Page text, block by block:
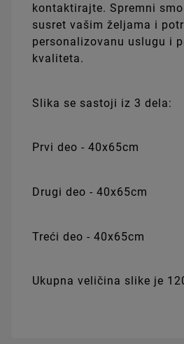
kontaktirajte. Spremni
susret vašim željama i
personalizovanu uslugu i
kvaliteta.
Slika se sastoji iz 3 dela:
Prvi deo - 40x65cm
Drugi deo - 40x65cm
Treći deo - 40x65cm
Ukupna veličina slike je